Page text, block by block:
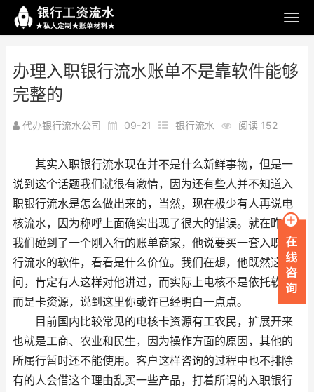
办理入职银行流水账单不是靠软件能够
完整的
代办银行流水公司 09-21 银行流水 阅读 152
其实入职银行流水现在并不是什么新鲜事物，但是一
说到这个话题我们就很有激情，因为还有些人并不知道入
职银行流水是怎么做出来的，当然，现在极少有人再说电
核流水，因为称呼上面确实出现了很大的错误。就在昨天
我们碰到了一个刚入行的账单商家，他说要买一套入职银
行流水的软件，看看是什么价位。我们在想，他既然这样
问，肯定有人这样对他讲过，而实际上电核不是依托软件
而是卡资源，说到这里你或许已经明白一点点。
目前国内比较常见的电核卡资源有工农民，扩展开来
也就是工商、农业和民生，因为操作方面的原因，其他的
所属行暂时还不能使用。客户这样咨询的过程中也不排除
有的人会借这个理由乱买一些产品，打着所谓的入职银行